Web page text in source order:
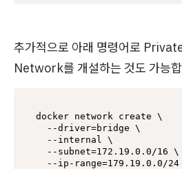
추가적으로 아래 명령어로
Network를 개설하는 것도 가능
docker network create \
  --driver=bridge \
  --internal \
  --subnet=172.19.0.0/16 \
--ip-range=179.19.0.0/24